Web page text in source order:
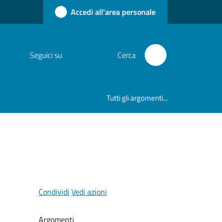
Accedi all'area personale
Seguici su Cerca
Tutti gli argomenti...
Condividi Vedi azioni
Argomenti